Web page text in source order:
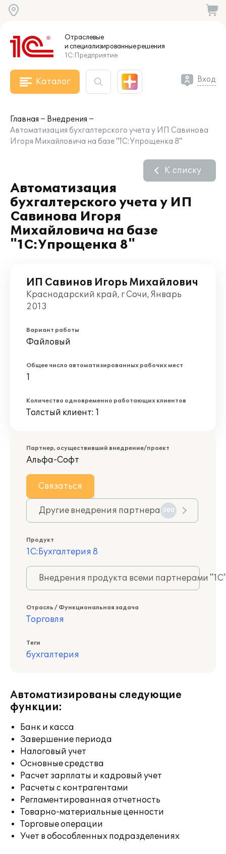
Отраслевые
и специализированныерешения
1С:Предприятие
Каталог Вход
Главная
Внедрения
Автоматизация бухгалтерского учета у ИП Савинова
Игоря Михайловича на базе "1С:Упрощенка 8"
Автоматизация
бухгалтерского учета у ИП
Савинова Игоря
Михайловича на базе
"1С:Упрощенка 8"
К списку
ИП Савинов Игорь Михайлович
Краснодарский край, г Сочи, Январь
2013
Вариант работы
Файловый
Общее число автоматизированных рабочих мест
1
Количество одновременно работающих клиентов
Толстый клиент: 1
Партнер, осуществивший внедрение/проект
Альфа-Софт
Связаться
Другие внедрения партнера 300
Продукт
1С:Бухгалтерия 8
Внедрения продукта всеми партнерами
Отрасль / Функциональная задача
Торговля
Теги
бухгалтерия
Автоматизированы следующие
функции:
Банк и касса
Завершение периода
Налоговый учет
Основные средства
Расчет зарплаты и кадровый учет
Расчеты с контрагентами
Регламентированная отчетность
Товарно-материальные ценности
Торговые операции
Учет в обособленных подразделениях